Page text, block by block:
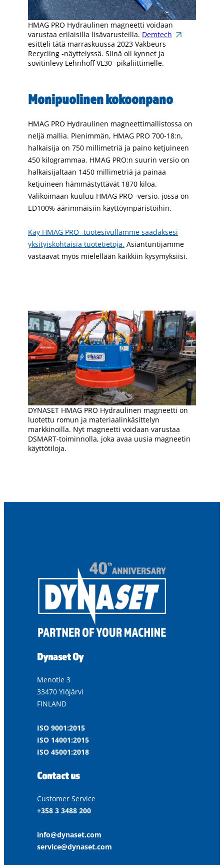
HMAG PRO Hydraulinen magneetti voidaan
varustaa erilaisilla lisävarusteilla. Demtech
esitteli tätä marraskuussa 2023 Vakbeurs
Recycling -näyttelyssä. Siinä oli kynnet ja
sovitinlevy Lehnhoff VL30 -pikaliittimelle.
Monipuolinen kokoonpano
HMAG PRO Hydraulinen magneettimallistossa on
neljä mallia. Pienimmän, HMAG PRO 700-18:n,
halkaisija on 750 millimetriä ja paino ketjuineen
450 kilogrammaa. HMAG PRO:n suurin versio on
halkaisijaltaan 1450 millimetriä ja painaa
ketjuineen hämmästyttävät 1870 kiloa.
Valikoimaan kuuluu HMAG PRO -versio, jossa on
ED100% äärimmäisiin käyttöympäristöihin.
Käy HMAG PRO -tuotesivullamme saadaksesi
yksityiskohtaisia tuotetietoja. Asiantuntijamme
vastaavat myös mielellään kaikkiin kysymyksiisi.
DYNASET HMAG PRO Hydraulinen magneetti on
luotettu romun ja materiaalinkäsittelyn
markkinoilla. Nyt magneetti voidaan varustaa
DSMART-toiminnolla, joka avaa uusia magneetin
käyttötiloja.
Dynaset Oy
Menotie 3
33470 Ylöjärvi
FINLAND
ISO 9001:2015
ISO 14001:2015
ISO 45001:2018
Contact us
Customer Service
+358 3 3488 200
info@dynaset.com
service@dynaset.com